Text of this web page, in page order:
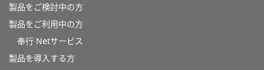
製品をご検討中の方
製品をご利用中の方
奉行 Netサービス
製品を導入する方